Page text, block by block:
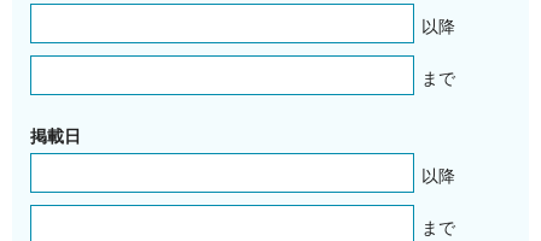
以降
まで
掲載日
以降
まで